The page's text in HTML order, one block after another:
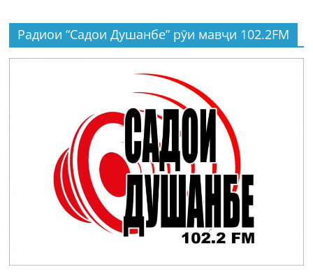
Радиои “Садои Душанбе” рӯи мавҷи 102.2FM